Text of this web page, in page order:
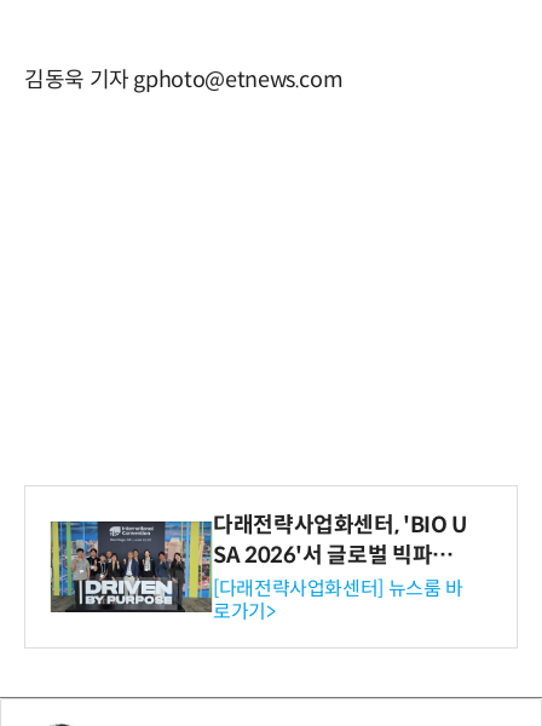
김동욱 기자 gphoto@etnews.com
다래전략사업화센터, 'BIO U
SA 2026'서 글로벌 빅파마
와의 비즈니스 미팅 지원…K
-바이오 해외 진출 교두보 확
보
[다래전략사업화센터] 뉴스룸 바
로가기>